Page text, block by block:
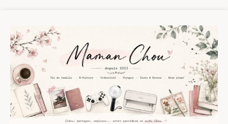
contenu